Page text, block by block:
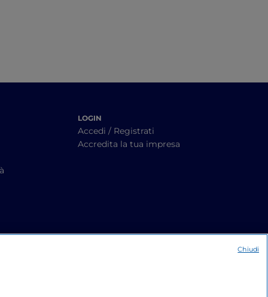
LOGIN
Accedi / Registrati
Accredita la tua impresa
Chiudi